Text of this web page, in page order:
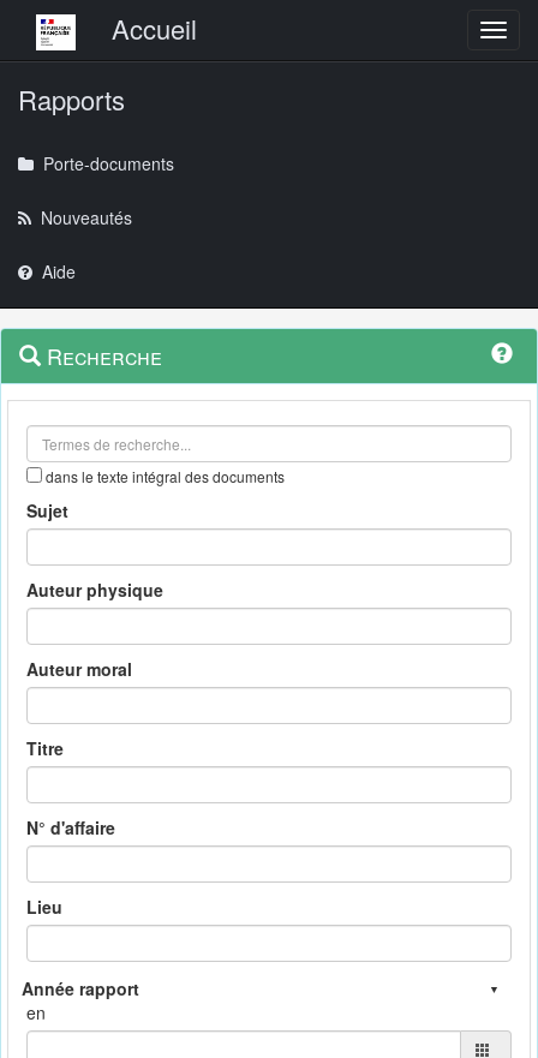
Menu principalAccueil
Rapports
Porte-documents
Nouveautés
Aide
Navigation
outils
Menu
contextuel
Recherche
dans le texte intégral des documents
Sujet
Auteur physique
Auteur moral
Titre
N° d'affaire
Lieu
en